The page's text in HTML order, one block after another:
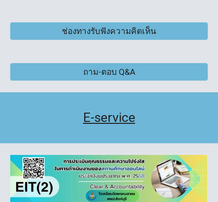
ช่องทางรับฟังความคิดเห็น
ถาม-ตอบ Q&A
E-service